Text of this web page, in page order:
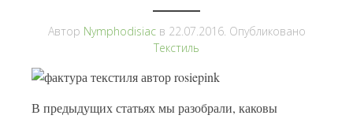
Автор Nymphodisiacв 22.07.2016. Опубликовано
Текстиль
В предыдущих статьях мы разобрали, каковы